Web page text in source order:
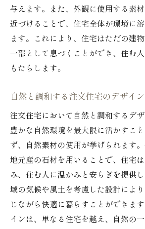
与えます。また、外観に使用する素
近づけることで、住宅全体が環境に
ます。これにより、住宅はただの建
一部として息づくことができ、住む
もたらします。
自然と調和する注文住宅のデザイン
注文住宅において自然と調和するデ
豊かな自然環境を最大限に活かすこ
ず、自然素材の使用が挙げられます
地元産の石材を用いることで、住宅
み、住む人に温かみと安らぎを提供
域の気候や風土を考慮した設計によ
じながら快適に暮らすことができま
インは、単なる住宅を越え、自然の